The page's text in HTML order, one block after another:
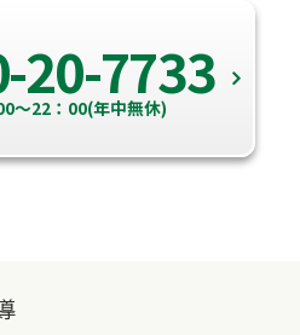
20-7733
～22：00(年中無休)